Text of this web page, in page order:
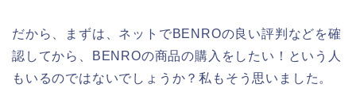
だから、まずは、ネットでBENROの良い評判などを確
認してから、BENROの商品の購入をしたい！という人
もいるのではないでしょうか？私もそう思いました。